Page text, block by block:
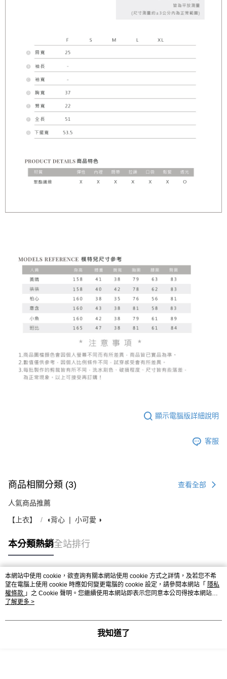
顯示電腦版詳細說明
客服
商品相關分類 (3) 查看全部
人氣商品推薦
【上衣】 ◖背心 ❘ 小可愛 ◗
本分類熱銷全站排行
熱門標籤
本網站中使用 cookie，欲查詢有關本網站使用 cookie 方式之詳情，及若您不希
望在電腦上使用 cookie 時應如何變更電腦的 cookie 設定，請參閱本網站「 隱私
權條款 」之 Cookie 聲明。您繼續使用本網站即表示您同意本公司得按本網站使
用條款之 Cookie 聲明使用 cookie。
了解更多 >
我知道了